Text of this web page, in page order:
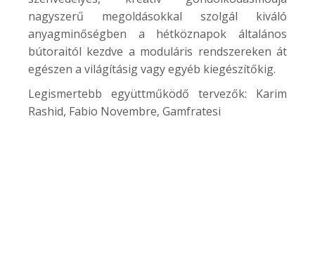
nagyszerű megoldásokkal szolgál kiváló
anyagminőségben a hétköznapok általános
bútoraitól kezdve a moduláris rendszereken át
egészen a világításig vagy egyéb kiegészítőkig.
Legismertebb együttműködő tervezők: Karim
Rashid, Fabio Novembre, Gamfratesi